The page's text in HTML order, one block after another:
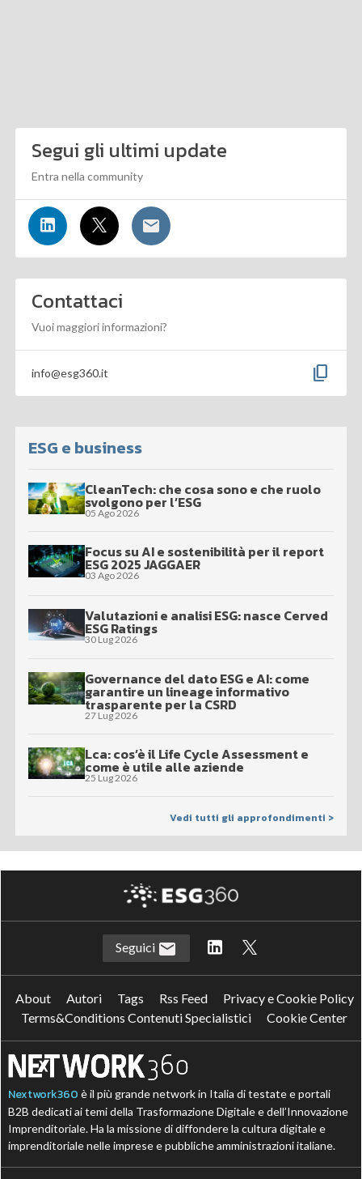
Segui gli ultimi update
Entra nella community
Contattaci
Vuoi maggiori informazioni?
info@esg360.it content_copy
ESG e business
CleanTech: che cosa sono e che ruolo
svolgono per l’ESG
05 Ago 2026
Focus su AI e sostenibilità per il report
ESG 2025 JAGGAER
03 Ago 2026
Valutazioni e analisi ESG: nasce Cerved
ESG Ratings
30 Lug 2026
Governance del dato ESG e AI: come
garantire un lineage informativo
trasparente per la CSRD
27 Lug 2026
Lca: cos’è il Life Cycle Assessment e
come è utile alle aziende
25 Lug 2026
Vedi tutti gli approfondimenti >
Seguici
About Autori Tags Rss Feed
Privacy e Cookie Policy
Terms&Conditions Contenuti Specialistici
Cookie Center
Nextwork360 è il più grande network in Italia di testate e portali
B2B dedicati ai temi della Trasformazione Digitale e dell’Innovazione
Imprenditoriale. Ha la missione di diffondere la cultura digitale e
imprenditoriale nelle imprese e pubbliche amministrazioni italiane.